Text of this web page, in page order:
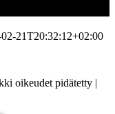
21T20:32:12+02:00
oikeudet pidätetty |